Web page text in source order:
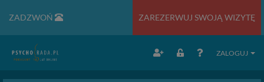
ZADZWOŃ ZAREZERWUJ SWOJĄ WIZYTĘ
ZALOGUJ